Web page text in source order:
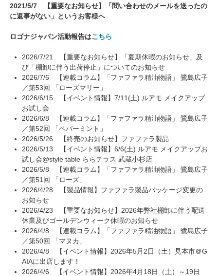
2021/5/7
【重要なお知らせ】「問い合わせのメールを送ったの
に返事がない」というお客様へ
ロゴナジャパン活動報告はこちら
2026/7/21
【重要なお知らせ】「夏期休暇のお知らせ」及
び「棚卸に伴う出荷停止」についてのお知らせ
2026/7/6
【連載コラム】「ファファラ精油物語」 鷺島広子
／第53回 「ローズマリー」
2026/6/15
【イベント情報】7/11(土) ルアモ メイクアップ
お試し会
2026/6/8
【連載コラム】「ファファラ精油物語」 鷺島広子
／第52回 「ペパーミント」
2026/5/26
【終売のお知らせ】ファファラ製品
2026/5/13
【イベント情報】6/6(土) ルアモ メイクアップお
試し会@style table ららテラス 武蔵小杉店
2026/5/8
【連載コラム】「ファファラ精油物語」 鷺島広子
／第51回 「ローズ」
2026/4/28
【製品情報】ファファラ製品パッケージ変更の
お知らせ
2026/4/23
【重要なお知らせ】2026年弊社棚卸に伴う配送
休業及びゴールデンウィーク休暇のお知らせ
2026/4/8
【連載コラム】「ファファラ精油物語」 鷺島広子
／第50回 「マヌカ」
2026/4/8
【イベント情報】2026年5月2日（土）見本市＠G
AIAに出店します！
2026/4/6
【イベント情報】2026年4月18日（土）～19日